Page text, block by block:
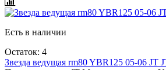
Есть в наличии
Остаток: 4
Звезда ведущая rm80 YBR125 05-06 JT